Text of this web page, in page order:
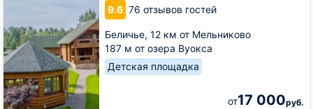
9.6 76 отзывов гостей
Беличье, 12 км от Мельниково
187 м от озера Вуокса
Детская площадка
от17 000руб.